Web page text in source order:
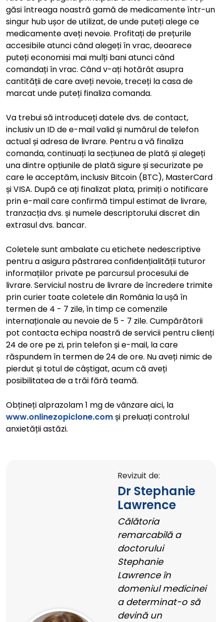
găsi întreaga noastră gamă de medicamente într-un
singur hub ușor de utilizat, de unde puteți alege ce
medicamente aveți nevoie. Profitați de prețurile
accesibile atunci când alegeți în vrac, deoarece
puteți economisi mai mulți bani atunci când
comandați în vrac. Când v-ați hotărât asupra
cantității de care aveți nevoie, treceți la casa de
marcat unde puteți finaliza comanda.
Va trebui să introduceți datele dvs. de contact,
inclusiv un ID de e-mail valid și numărul de telefon
actual și adresa de livrare. Pentru a vă finaliza
comanda, continuați la secțiunea de plată și alegeți
una dintre opțiunile de plată sigure și securizate pe
care le acceptăm, inclusiv Bitcoin (BTC), MasterCard
și VISA. După ce ați finalizat plata, primiți o notificare
prin e-mail care confirmă timpul estimat de livrare,
tranzacția dvs. și numele descriptorului discret din
extrasul dvs. bancar.
Coletele sunt ambalate cu etichete nedescriptive
pentru a asigura păstrarea confidențialității tuturor
informațiilor private pe parcursul procesului de
livrare. Serviciul nostru de livrare de încredere trimite
prin curier toate coletele din România la ușă în
termen de 4 - 7 zile, în timp ce comenzile
internaționale au nevoie de 5 - 7 zile. Cumpărătorii
pot contacta echipa noastră de servicii pentru clienți
24 de ore pe zi, prin telefon și e-mail, la care
răspundem în termen de 24 de ore. Nu aveți nimic de
pierdut și totul de câștigat, acum că aveți
posibilitatea de a trăi fără teamă.
Obțineți alprazolam 1 mg de vânzare aici, la
www.onlinezopiclone.comși preluați controlul
anxietății astăzi.
Revizuit de:
Dr Stephanie
Lawrence
Călătoria
remarcabilă a
doctorului
Stephanie
Lawrence în
domeniul medicinei
a determinat-o să
devină un